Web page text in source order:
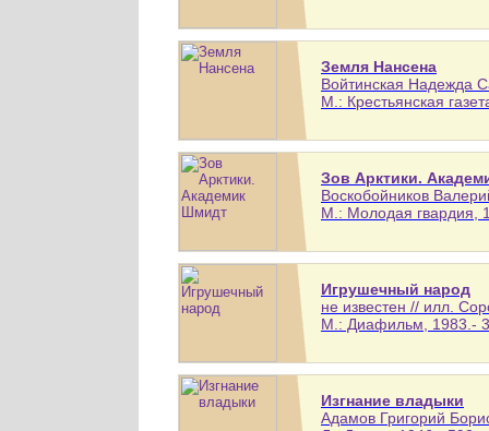
Земля Нансена
Войтинская Надежда
М.: Крестьянская
Зов Арктики.
Воскобойников
М.: Молодая гвардия,
Игрушечный народ
не известен // илл.
М.: Диафильм, 1983.-
Изгнание владыки
Адамов Григорий